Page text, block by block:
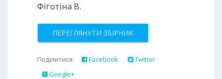
Фіготіна В.
ПЕРЕГЛЯНУТИ ЗБІРНИК
Поділитися: Facebook
Twitter
Google+